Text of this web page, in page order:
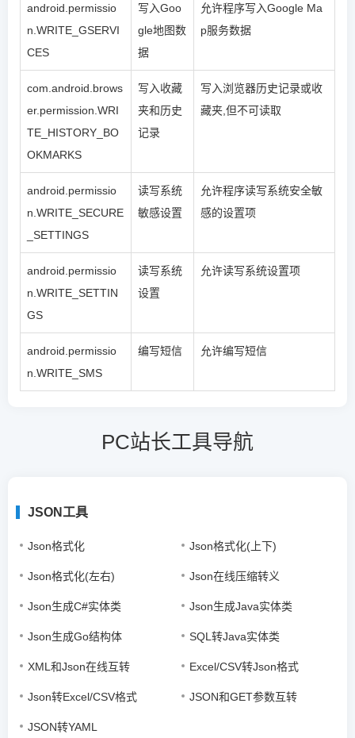
android.permissio
n.WRITE_GSERVI
CES
写入Goo
gle地图数
据
允许程序写入Google Ma
p服务数据
com.android.brows
er.permission.WRI
TE_HISTORY_BO
OKMARKS
写入收藏
夹和历史
记录
写入浏览器历史记录或收
藏夹,但不可读取
android.permissio
n.WRITE_SECURE
_SETTINGS
读写系统
敏感设置
允许程序读写系统安全敏
感的设置项
android.permissio
n.WRITE_SETTIN
GS
读写系统
设置
允许读写系统设置项
android.permissio
n.WRITE_SMS
编写短信 允许编写短信
PC站长工具导航
JSON工具
Json格式化 Json格式化(上下)
Json格式化(左右) Json在线压缩转义
Json生成C#实体类 Json生成Java实体类
Json生成Go结构体 SQL转Java实体类
XML和Json在线互转 Excel/CSV转Json格式
Json转Excel/CSV格式 JSON和GET参数互转
JSON转YAML